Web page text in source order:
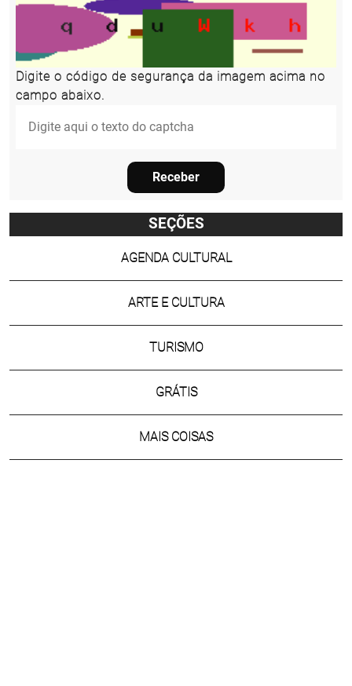
Digite o código de segurança da imagem acima no
campo abaixo.
Receber
SEÇÕES
AGENDA CULTURAL
ARTE E CULTURA
TURISMO
GRÁTIS
MAIS COISAS